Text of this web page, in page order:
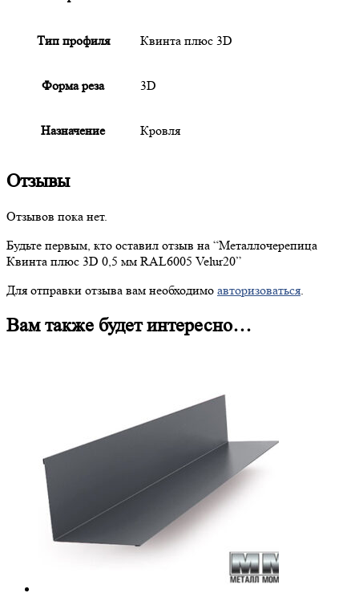
Тип профиля Квинта плюс 3D
Форма реза 3D
Назначение Кровля
Отзывы
Отзывов пока нет.
Будьте первым, кто оставил отзыв на “Металлочерепица
Квинта плюс 3D 0,5 мм RAL6005 Velur20”
Для отправки отзыва вам необходимо авторизоваться
Вам также будет интересно…